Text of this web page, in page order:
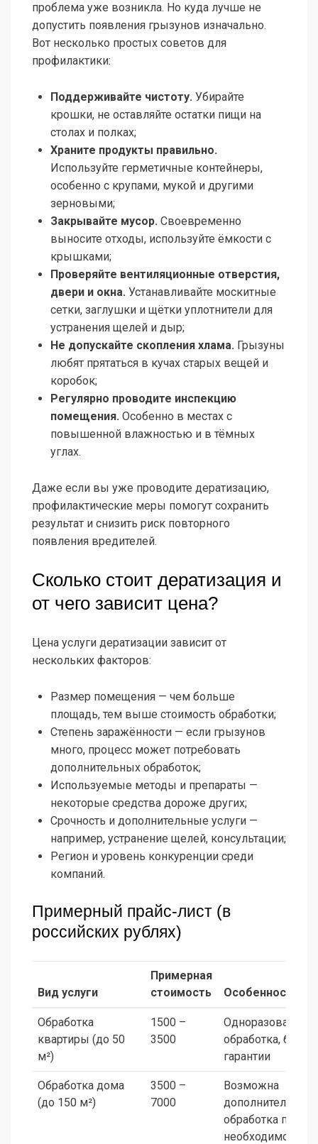
проблема уже возникла. Но куда лучше не
допустить появления грызунов изначально.
Вот несколько простых советов для
профилактики:
Поддерживайте чистоту. Убирайте
крошки, не оставляйте остатки пищи на
столах и полках;
Храните продукты правильно.
Используйте герметичные контейнеры,
особенно с крупами, мукой и другими
зерновыми;
Закрывайте мусор. Своевременно
выносите отходы, используйте ёмкости с
крышками;
Проверяйте вентиляционные отверстия,
двери и окна. Устанавливайте москитные
сетки, заглушки и щётки уплотнители для
устранения щелей и дыр;
Не допускайте скопления хлама. Грызуны
любят прятаться в кучах старых вещей и
коробок;
Регулярно проводите инспекцию
помещения. Особенно в местах с
повышенной влажностью и в тёмных
углах.
Даже если вы уже проводите дератизацию,
профилактические меры помогут сохранить
результат и снизить риск повторного
появления вредителей.
Сколько стоит дератизация и
от чего зависит цена?
Цена услуги дератизации зависит от
нескольких факторов:
Размер помещения — чем больше
площадь, тем выше стоимость обработки;
Степень заражённости — если грызунов
много, процесс может потребовать
дополнительных обработок;
Используемые методы и препараты —
некоторые средства дороже других;
Срочность и дополнительные услуги —
например, устранение щелей, консультации;
Регион и уровень конкуренции среди
компаний.
Примерный прайс-лист (в
российских рублях)
Вид услуги
Примерная
стоимость
Особенности
Обработка
квартиры (до 50
м²)
1500 –
3500
Одноразовая
обработка, без
гарантии
Обработка дома
(до 150 м²)
3500 –
7000
Возможна
дополнительная
обработка при
необходимости